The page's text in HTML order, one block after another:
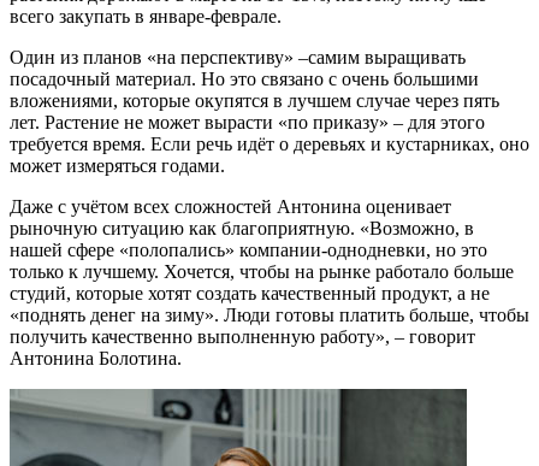
всего закупать в январе-феврале.
Один из планов «на перспективу» –самим выращивать
посадочный материал. Но это связано с очень большими
вложениями, которые окупятся в лучшем случае через пять
лет. Растение не может вырасти «по приказу» – для этого
требуется время. Если речь идёт о деревьях и кустарниках, оно
может измеряться годами.
Даже с учётом всех сложностей Антонина оценивает
рыночную ситуацию как благоприятную. «Возможно, в
нашей сфере «полопались» компании-однодневки, но это
только к лучшему. Хочется, чтобы на рынке работало больше
студий, которые хотят создать качественный продукт, а не
«поднять денег на зиму». Люди готовы платить больше, чтобы
получить качественно выполненную работу», – говорит
Антонина Болотина.